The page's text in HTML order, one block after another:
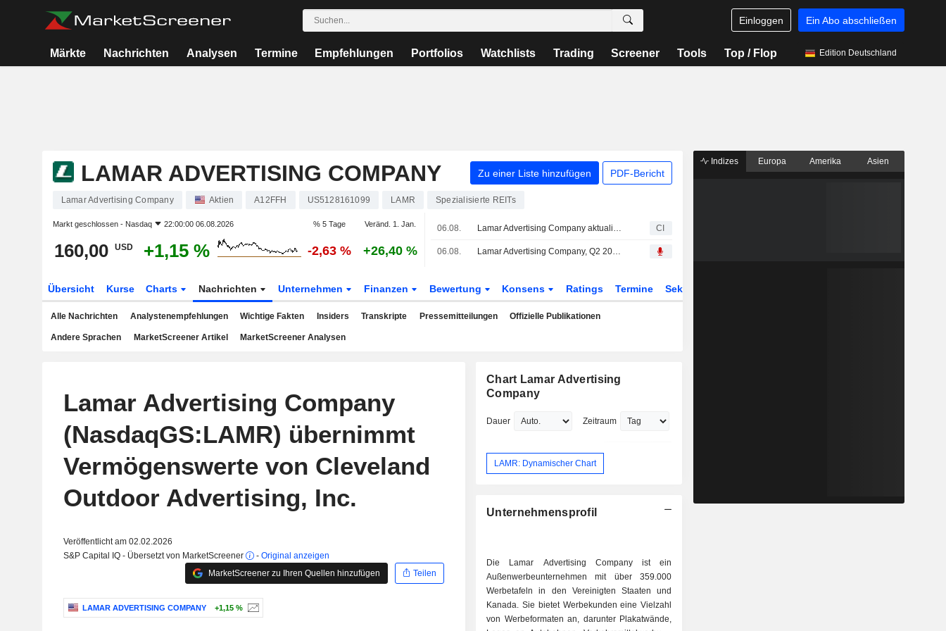
Einloggen Ein Abo abschließen
Märkte Nachrichten Analysen Termine Empfehlungen Portfolios Watchlists Trading Screener Tools Top / Flop Edition Deutschland
LAMAR ADVERTISING COMPANY Zu einer Liste hinzufügen PDF-Bericht
Lamar Advertising Company Aktien A12FFH US5128161099 LAMR Spezialisierte REITs
Markt geschlossen - Nasdaq 22:00:00 06.08.2026 % 5 Tage Veränd. 1. Jan.
160,00 USD +1,15 % -2,63 % +26,40 %
06.08. Lamar Advertising Company aktualisiert Ergebnisprognose für das am 31. Dezember 2026 endende Geschäftsjahr CI
06.08. Lamar Advertising Company, Q2 2026 Earnings Call, Aug 06, 2026
Übersicht Kurse Charts Nachrichten Unternehmen Finanzen Bewertung Konsens Ratings Termine Sektor
Alle Nachrichten Analystenempfehlungen Wichtige Fakten Insiders Transkripte Pressemitteilungen Offizielle Publikationen
Andere Sprachen MarketScreener Artikel MarketScreener Analysen
Lamar Advertising Company
(NasdaqGS:LAMR) übernimmt
Vermögenswerte von Cleveland
Outdoor Advertising, Inc.
Veröffentlicht am 02.02.2026
S&P Capital IQ - Übersetzt von MarketScreener
- Original anzeigen
MarketScreener zu Ihren Quellen hinzufügen
Teilen
LAMAR ADVERTISING COMPANY +1,15 %
Chart Lamar Advertising
Company
Dauer Zeitraum
LAMR: Dynamischer Chart
Unternehmensprofil
Die Lamar Advertising Company ist ein
Außenwerbeunternehmen mit über 359.000
Werbetafeln in den Vereinigten Staaten und
Kanada. Sie bietet Werbekunden eine Vielzahl
von Werbeformaten an, darunter Plakatwände,
Indizes Europa Amerika Asien